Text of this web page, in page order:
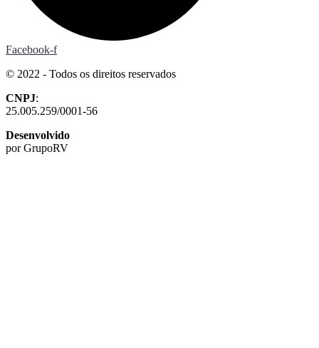
Facebook-f
© 2022 - Todos os direitos reservados
CNPJ:
25.005.259/0001-56
Desenvolvido
por GrupoRV